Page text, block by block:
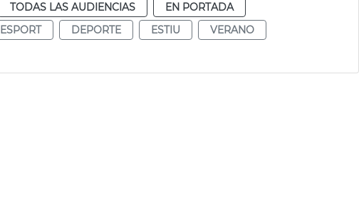
TODAS LAS AUDIENCIAS
EN PORTADA
ESPORT DEPORTE ESTIU
VERANO